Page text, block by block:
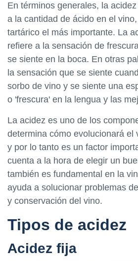
En términos generales, la
a la cantidad de ácido en el
tartárico el más importante. La
refiere a la sensación de
se siente en la boca. En otras
la sensación que se siente
sorbo de vino y se siente una
o 'frescura' en la lengua y las
La acidez es uno de los
determina cómo evolucionará el
y por lo tanto es un factor
cuenta a la hora de elegir un
también es fundamental en la
ayuda a solucionar problemas
y conservación del vino.
Tipos de acidez
Acidez fija